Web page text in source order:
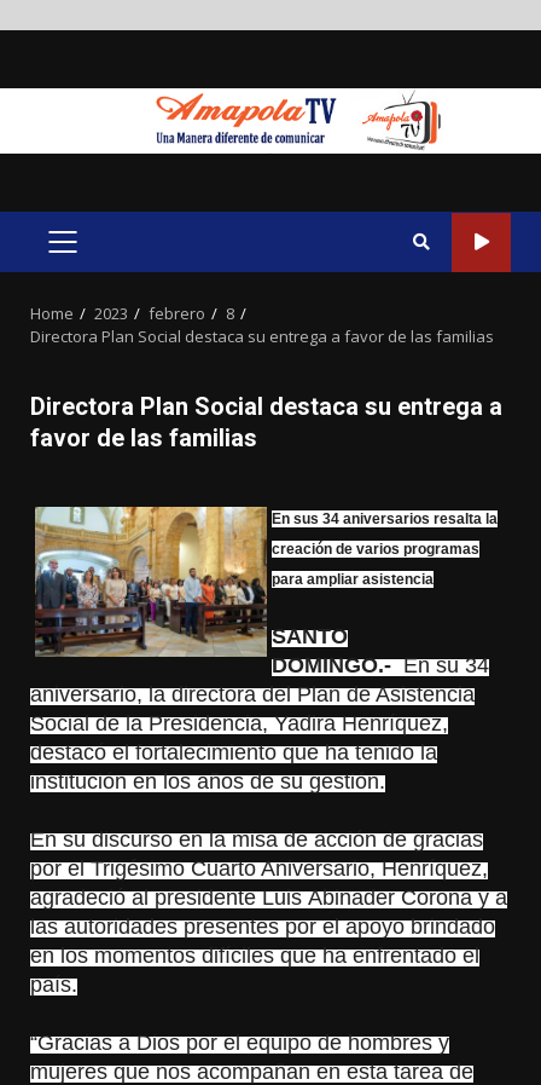
PRIMARY
Home 2023 febrero
8
Directora Plan Social destaca su entrega a favor de las familias
Directora Plan Social destaca su entrega a
favor de las familias
En sus 34 aniversarios resalta la
creación de varios programas
para ampliar asistencia
SANTO
DOMINGO.- En su 34
aniversario, la directora del Plan de Asistencia
Social de la Presidencia, Yadira Henríquez,
destacó el fortalecimiento que ha tenido la
institución en los años de su gestión.
En su discurso en la misa de acción de gracias
por el Trigésimo Cuarto Aniversario, Henríquez,
agradeció al presidente LuisAbinaderCorona y a
las autoridades presentes por el apoyo brindado
en los momentos difíciles que ha enfrentado el
país.
“Gracias a Dios por el equipo de hombres y
mujeres que nos acompañan en esta tarea de